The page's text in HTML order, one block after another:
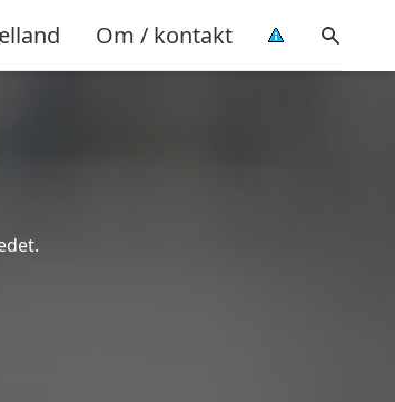
Om / kontakt